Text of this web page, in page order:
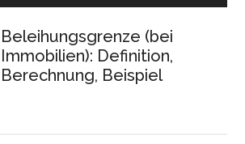
Beleihungsgrenze (bei
Immobilien): Definition,
Berechnung, Beispiel